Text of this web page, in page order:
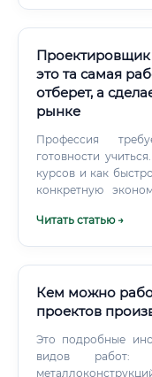
Проектировщик
это та самая
отберет, а
рынке
Профессия
готовности
курсов и как
конкретную экономику на
окупаются за 4–6
Читать статью →
Кем можно
проектов
Это подробные
видов работ: